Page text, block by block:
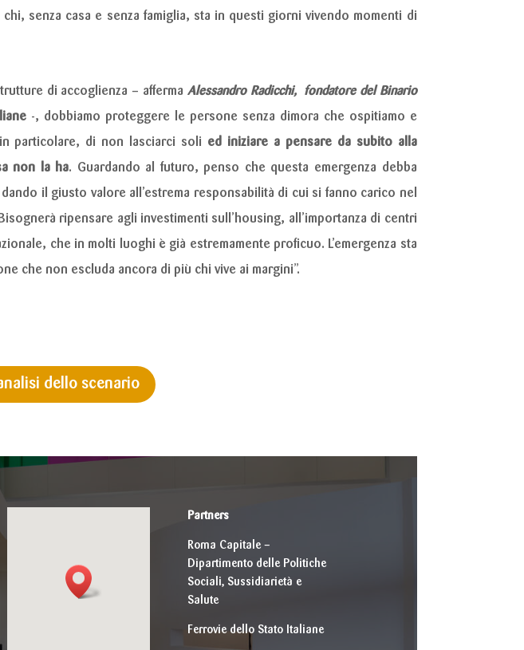
senza casa e senza famiglia, sta in questi giorni vivendo momenti di
di accoglienza – afferma Alessandro Radicchi, fondatore del Binario
-, dobbiamo proteggere le persone senza dimora che ospitiamo e
particolare, di non lasciarci soli ed iniziare a pensare da subito alla
non la ha. Guardando al futuro, penso che questa emergenza debba
il giusto valore all’estrema responsabilità di cui si fanno carico nel
ripensare agli investimenti sull’housing, all’importanza di centri
che in molti luoghi è già estremamente proficuo. L’emergenza sta
che non escluda ancora di più chi vive ai margini”.
dello scenario
Partners
Roma Capitale –
Dipartimento delle Politiche
Sociali, Sussidiarietà e
Salute
Ferrovie dello Stato Italiane